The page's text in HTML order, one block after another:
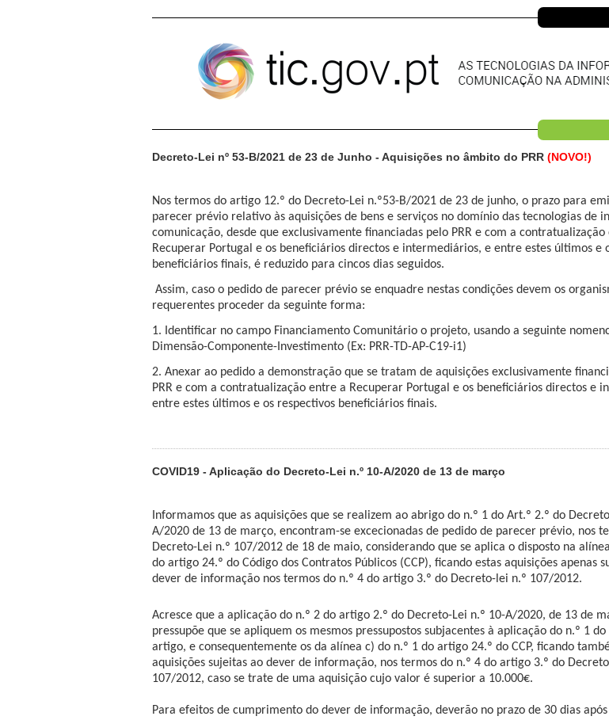
Decreto-Lei nº 53-B/2021 de 23 de Junho - Aquisições no âmbito do PRR (NOVO!)
Nos termos do artigo 12.º do Decreto-Lei n.º53-B/2021 de 23 de junho, o prazo para
parecer prévio relativo às aquisições de bens e serviços no domínio das tecnologias de
comunicação, desde que exclusivamente financiadas pelo PRR e com a contratualização
Recuperar Portugal e os beneficiários directos e intermediários, e entre estes últimos e
beneficiários finais, é reduzido para cincos dias seguidos.
Assim, caso o pedido de parecer prévio se enquadre nestas condições devem os
requerentes proceder da seguinte forma:
1. Identificar no campo Financiamento Comunitário o projeto, usando a seguinte
Dimensão-Componente-Investimento (Ex: PRR-TD-AP-C19-i1)
2. Anexar ao pedido a demonstração que se tratam de aquisições exclusivamente
PRR e com a contratualização entre a Recuperar Portugal e os beneficiários directos e
entre estes últimos e os respectivos beneficiários finais.
COVID19 - Aplicação do Decreto-Lei n.º 10-A/2020 de 13 de março
Informamos que as aquisições que se realizem ao abrigo do n.º 1 do Art.º 2.º do
A/2020 de 13 de março, encontram-se excecionadas de pedido de parecer prévio, nos
Decreto-Lei n.º 107/2012 de 18 de maio, considerando que se aplica o disposto na
do artigo 24.º do Código dos Contratos Públicos (CCP), ficando estas aquisições apenas
dever de informação nos termos do n.º 4 do artigo 3.º do Decreto-lei n.º 107/2012.
Acresce que a aplicação do n.º 2 do artigo 2.º do Decreto-Lei n.º 10-A/2020, de 13 de
pressupõe que se apliquem os mesmos pressupostos subjacentes à aplicação do n.º 1
artigo, e consequentemente os da alínea c) do n.º 1 do artigo 24.º do CCP, ficando
aquisições sujeitas ao dever de informação, nos termos do n.º 4 do artigo 3.º do
107/2012, caso se trate de uma aquisição cujo valor é superior a 10.000€.
Para efeitos de cumprimento do dever de informação, deverão no prazo de 30 dias